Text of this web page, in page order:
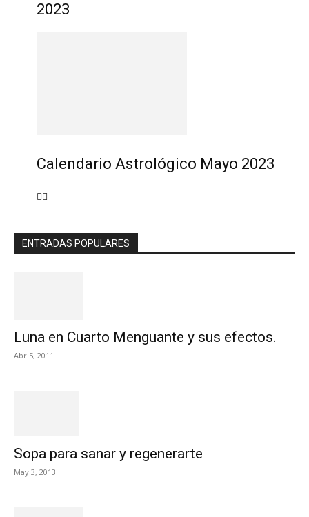
2023
Calendario Astrológico Mayo 2023
ENTRADAS POPULARES
Luna en Cuarto Menguante y sus efectos.
Abr 5, 2011
Sopa para sanar y regenerarte
May 3, 2013